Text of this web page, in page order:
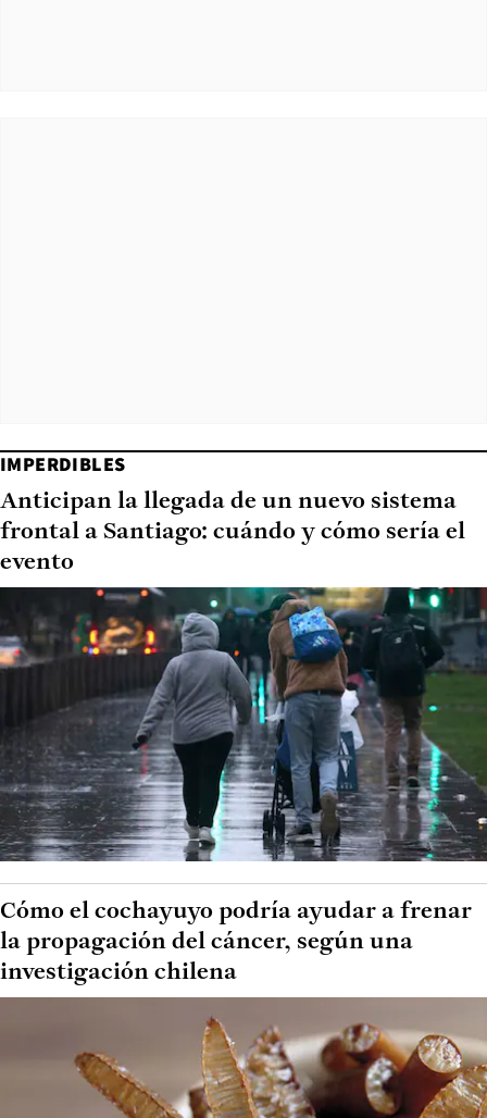
IMPERDIBLES
Anticipan la llegada de un nuevo sistema
frontal a Santiago: cuándo y cómo sería el
evento
Cómo el cochayuyo podría ayudar a frenar
la propagación del cáncer, según una
investigación chilena